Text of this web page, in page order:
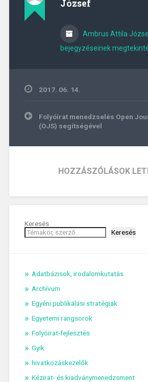
József
Ambrus Attila
bejegyzéseinek
2017. 06. 14.
Bejegyzés
navigáció
Folyóirat menedzselés Open
(OJS) segítségével
HOZZÁSZÓLÁSOK
Keresés
Keresés
Adatbázisok, irodalomkutatás
Archívum
Egyéni publikálási stratégiák
Egyetemi rangsorok
Folyóirat-fejlesztés
Gyik
hivatkozáskezelők
Kézirat- és kiadványmenedzsment